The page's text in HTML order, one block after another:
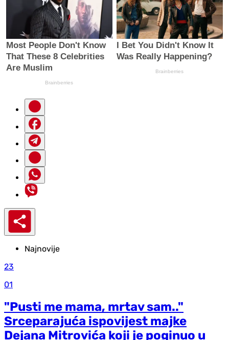
Najnovije
23
01
"Pusti me mama, mrtav sam.."
Srceparajuća ispovijest majke
Dejana Mitrovića koji je poginuo u